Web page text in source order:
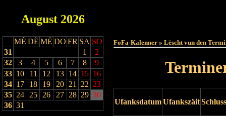
August 2026
MÉ DË MË DO FR SA SO
31
1
2
32
3 4 5 6 7 8
9
33 10 11 12 13 14 15 16
34 17 18 19 20 21 22 23
35 24 25 26 27 28 29 30
36 31
FoFa-Kalenner » Lëscht vun den
UfanksdatumUfankszäit